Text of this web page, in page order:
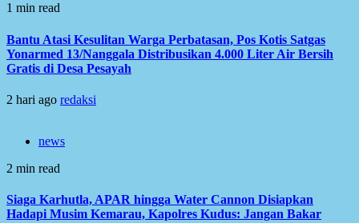
1 min read
Bantu Atasi Kesulitan Warga Perbatasan, Pos Kotis Satgas
Yonarmed 13/Nanggala Distribusikan 4.000 Liter Air Bersih
Gratis di Desa Pesayah
2 hari ago redaksi
news
2 min read
Siaga Karhutla, APAR hingga Water Cannon Disiapkan
Hadapi Musim Kemarau, Kapolres Kudus: Jangan Bakar